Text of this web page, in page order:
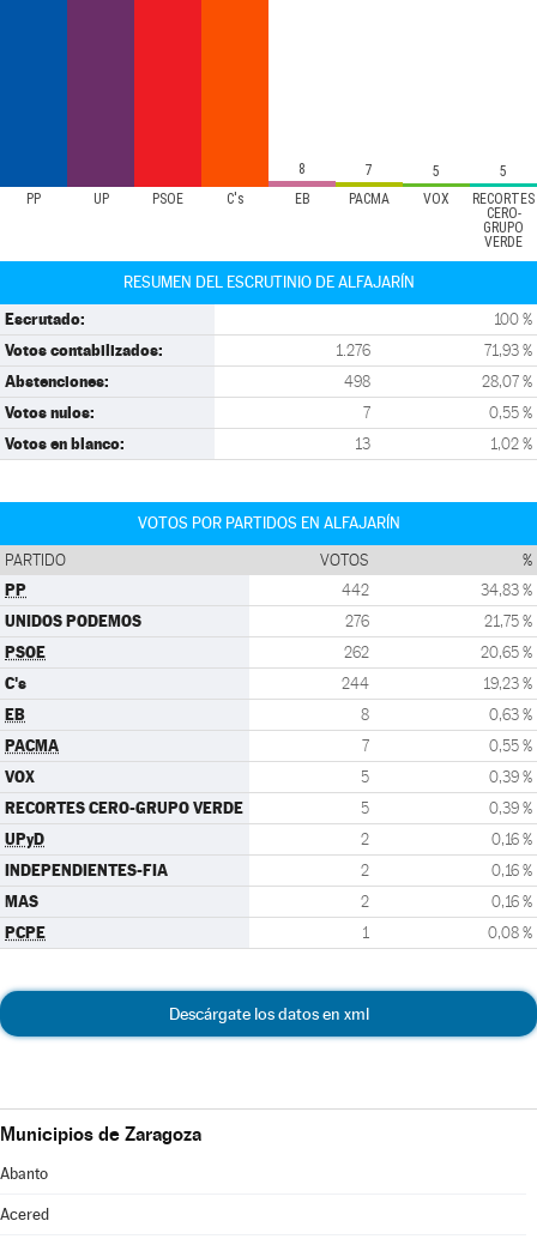
PP UP PSOE C's EB PACMA VOX
RECORTES
CERO-
GRUPO
VERDE
8 7 5 5
RESUMEN DEL ESCRUTINIO DE ALFAJARÍN
Escrutado: 100 %
Votos contabilizados: 1.276 71,93 %
Abstenciones: 498 28,07 %
Votos nulos: 7 0,55 %
Votos en blanco: 13 1,02 %
VOTOS POR PARTIDOS EN ALFAJARÍN
PARTIDO VOTOS %
PP 442 34,83 %
UNIDOS PODEMOS 276 21,75 %
PSOE 262 20,65 %
C's 244 19,23 %
EB 8 0,63 %
PACMA 7 0,55 %
VOX 5 0,39 %
RECORTES CERO-GRUPO VERDE 5 0,39 %
UPyD 2 0,16 %
INDEPENDIENTES-FIA 2 0,16 %
MAS 2 0,16 %
PCPE 1 0,08 %
Descárgate los datos en xml
Municipios de Zaragoza
Abanto
Acered